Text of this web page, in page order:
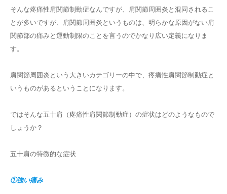
そんな疼痛性肩関節制動症なんですが、肩関節周囲炎と混同されるこ
とが多いですが、肩関節周囲炎というものは、明らかな原因がない肩
関節部の痛みと運動制限のことを言うのでかなり広い定義になりま
す。
肩関節周囲炎という大きいカテゴリーの中で、疼痛性肩関節制動症と
いうものがあるということになります。
ではそんな五十肩（疼痛性肩関節制動症）の症状はどのようなもので
しょうか？
五十肩の特徴的な症状
①強い痛み